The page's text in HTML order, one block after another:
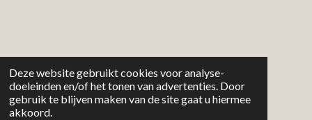
Deze website gebruikt cookies voor analyse-
doeleinden en/of het tonen van advertenties. Door
gebruik te blijven maken van de site gaat u hiermee
akkoord.